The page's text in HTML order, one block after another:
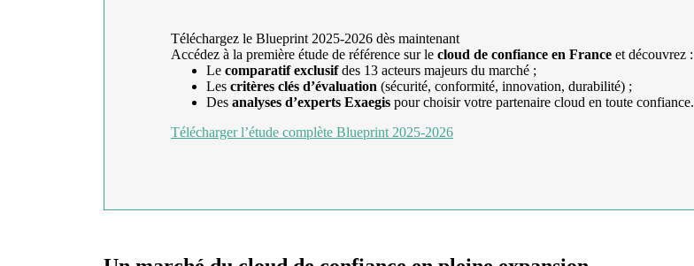
Téléchargez le Blueprint 2025-2026 dès maintenant
Accédez à la première étude de référence sur le cloud de confiance en France et découvrez :
Le comparatif exclusifdes 13 acteurs majeurs du marché ;
Les critères clés d’évaluation (sécurité, conformité, innovation, durabilité) ;
Des analyses d’experts Exaegis pour choisir votre partenaire cloud en toute confiance.
Télécharger l’étude complète Blueprint 2025-2026